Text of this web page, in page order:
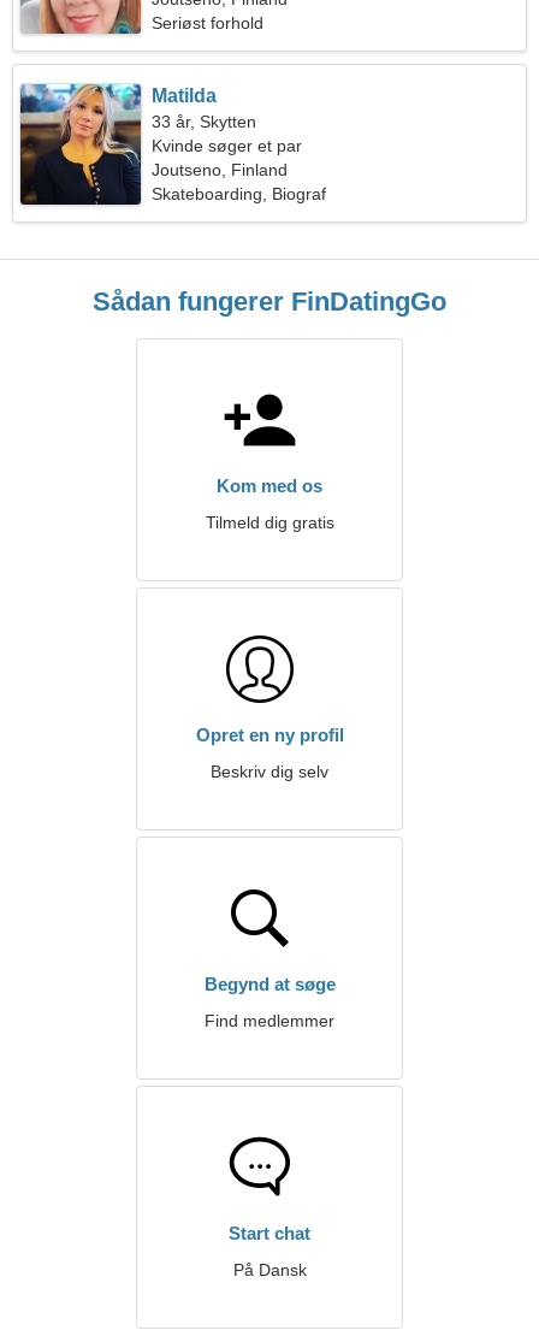
Seriøst forhold
Matilda
33 år, Skytten
Kvinde søger et par
Joutseno, Finland
Skateboarding, Biograf
Sådan fungerer FinDatingGo
Kom med os
Tilmeld dig gratis
Opret en ny profil
Beskriv dig selv
Begynd at søge
Find medlemmer
Start chat
På Dansk